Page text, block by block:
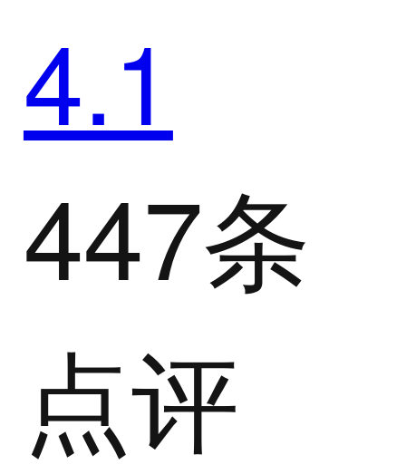
4.1
447条
点评